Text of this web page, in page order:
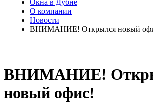
Окна в Дубне
О компании
Новости
ВНИМАНИЕ! Открылся новый
ВНИМАНИЕ!
новый офис!